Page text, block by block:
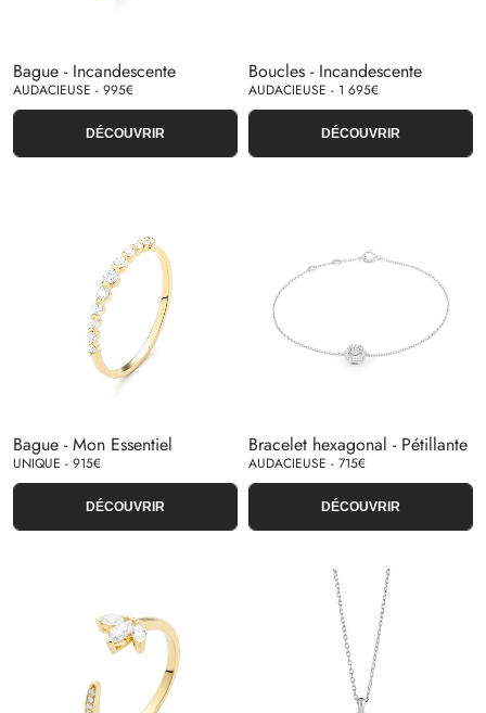
Bague - Incandescente
AUDACIEUSE - 995€
DÉCOUVRIR
Boucles - Incandescente
AUDACIEUSE - 1 695€
DÉCOUVRIR
Bague - Mon Essentiel
UNIQUE - 915€
DÉCOUVRIR
Bracelet hexagonal - Pétillante
AUDACIEUSE - 715€
DÉCOUVRIR